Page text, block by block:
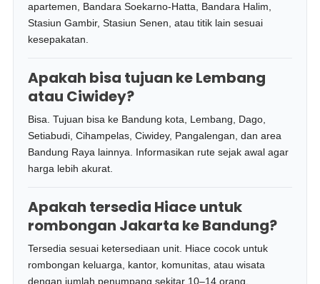
apartemen, Bandara Soekarno-Hatta, Bandara Halim,
Stasiun Gambir, Stasiun Senen, atau titik lain sesuai
kesepakatan.
Apakah bisa tujuan ke Lembang
atau Ciwidey?
Bisa. Tujuan bisa ke Bandung kota, Lembang, Dago,
Setiabudi, Cihampelas, Ciwidey, Pangalengan, dan area
Bandung Raya lainnya. Informasikan rute sejak awal agar
harga lebih akurat.
Apakah tersedia Hiace untuk
rombongan Jakarta ke Bandung?
Tersedia sesuai ketersediaan unit. Hiace cocok untuk
rombongan keluarga, kantor, komunitas, atau wisata
dengan jumlah penumpang sekitar 10–14 orang.